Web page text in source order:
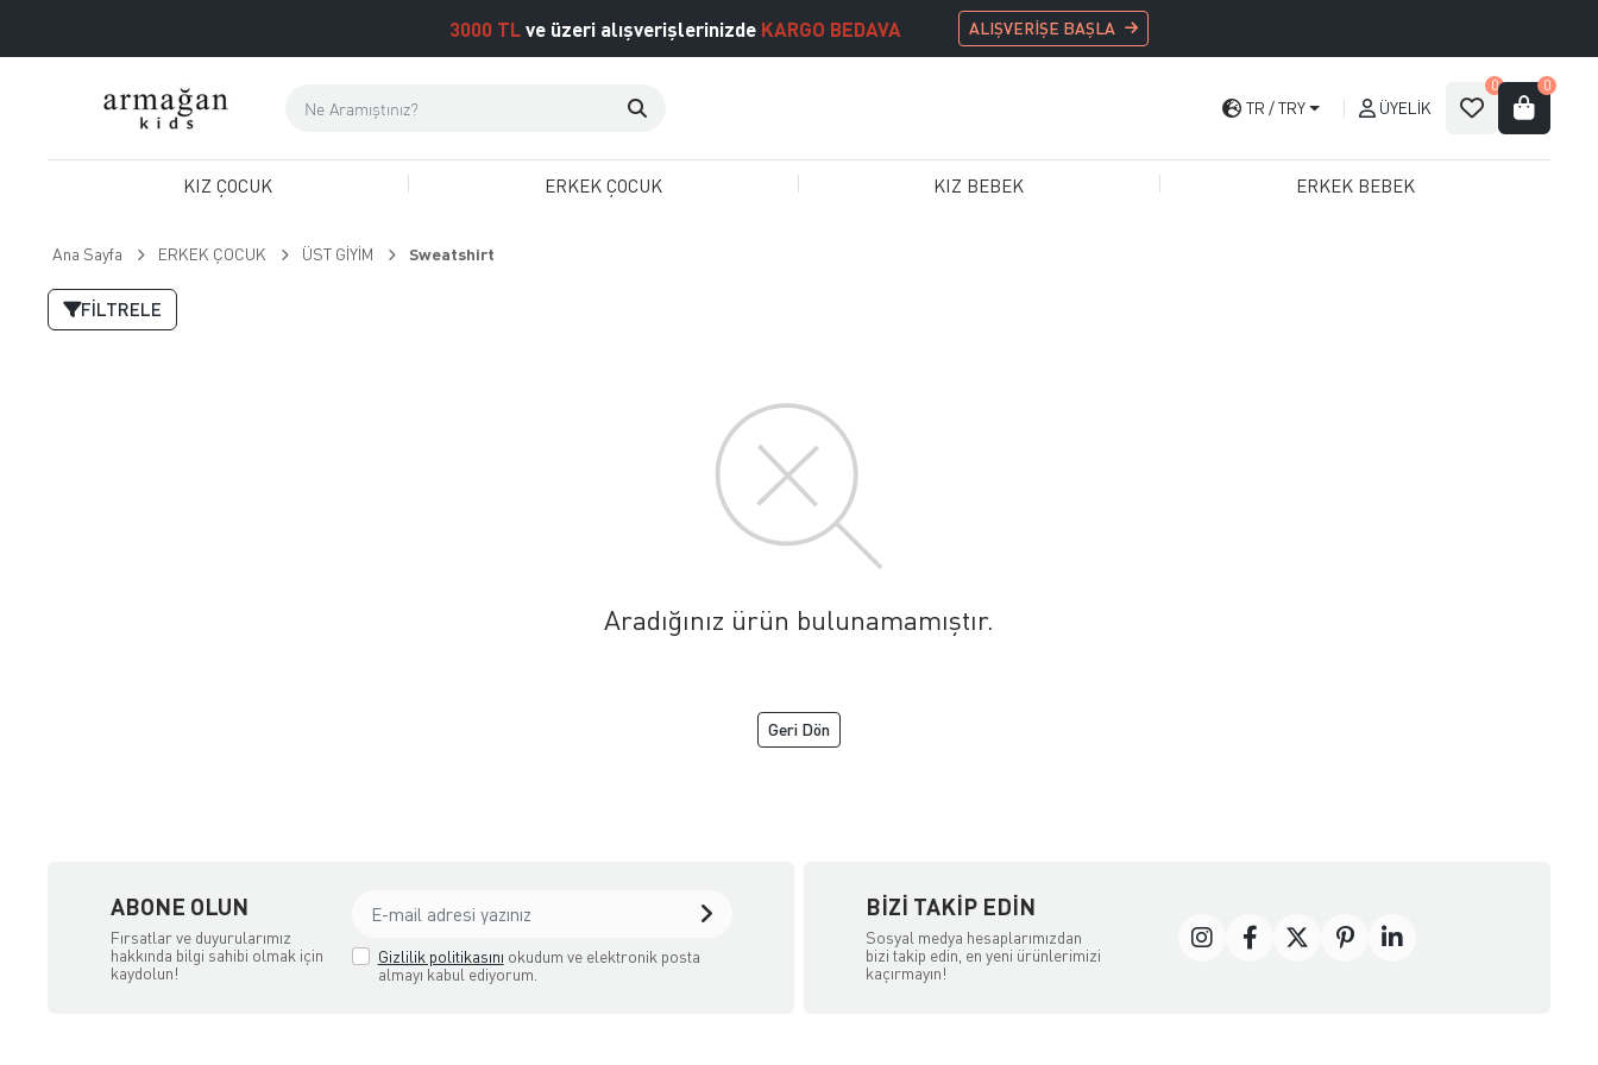
3000 TL ve üzeri alışverişlerinizde KARGO BEDAVA ALIŞVERİŞE BAŞLA
TR TRY ÜYELIK
0 0
KIZ ÇOCUK ERKEK ÇOCUK KIZ BEBEK ERKEK BEBEK
Ana Sayfa ERKEK ÇOCUK ÜST GİYİM Sweatshirt
FILTRELE
Aradığınız ürün bulunamamıştır.
Geri Dön
ABONE OLUN
Fırsatlar ve duyurularımız
hakkında bilgi sahibi olmak için
kaydolun!
Gizlilik politikasını okudum ve elektronik posta
almayı kabul ediyorum.
BIZI TAKIP EDIN
Sosyal medya hesaplarımızdan
bizi takip edin, en yeni ürünlerimizi
kaçırmayın!